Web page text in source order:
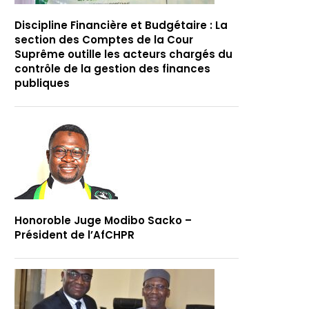
Discipline Financière et Budgétaire : La
section des Comptes de la Cour
Suprême outille les acteurs chargés du
contrôle de la gestion des finances
publiques
Honoroble Juge Modibo Sacko –
Président de l’AfCHPR